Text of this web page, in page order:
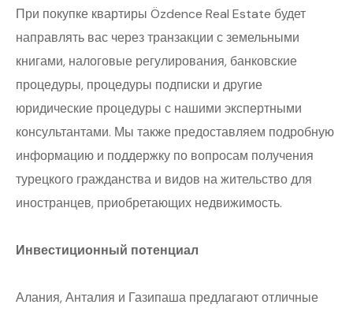
При покупке квартиры Özdence Real Estate будет
направлять вас через транзакции с земельными
книгами, налоговые регулирования, банковские
процедуры, процедуры подписки и другие
юридические процедуры с нашими экспертными
консультантами. Мы также предоставляем подробную
информацию и поддержку по вопросам получения
турецкого гражданства и видов на жительство для
иностранцев, приобретающих недвижимость.
Инвестиционный потенциал
Алания, Анталия и Газипаша предлагают отличные